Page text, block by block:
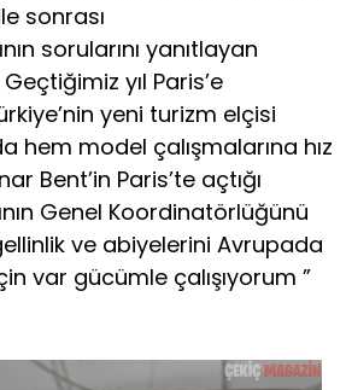
sonrası
sorularını yanıtlayan
yıl Paris’e
yeni turizm elçisi
hem model çalışmalarına hız
Bent’in Paris’te açtığı
Genel Koordinatörlüğünü
ve abiyelerini Avrupada
var gücümle çalışıyorum ”